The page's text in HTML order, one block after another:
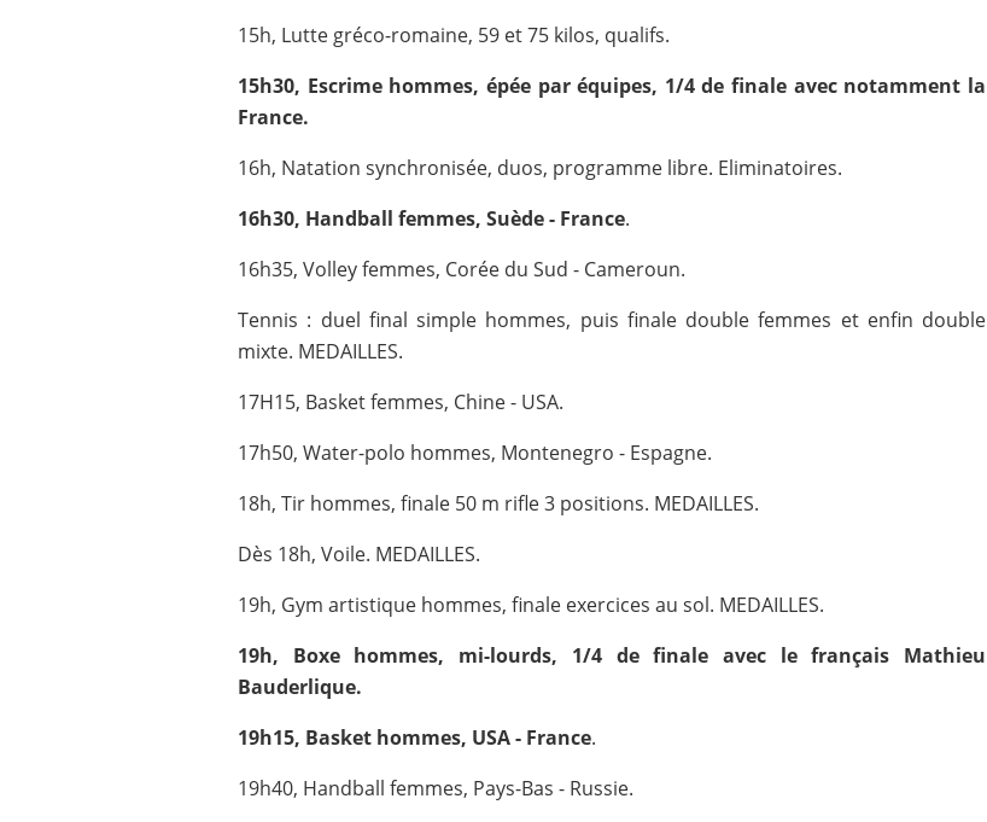
15h, Lutte gréco-romaine, 59 et 75 kilos, qualifs.
15h30, Escrime hommes, épée par équipes, 1/4 de finale avec notamment la
France.
16h, Natation synchronisée, duos, programme libre. Eliminatoires.
16h30, Handball femmes, Suède - France.
16h35, Volley femmes, Corée du Sud - Cameroun.
Tennis : duel final simple hommes, puis finale double femmes et enfin double
mixte. MEDAILLES.
17H15, Basket femmes, Chine - USA.
17h50, Water-polo hommes, Montenegro - Espagne.
18h, Tir hommes, finale 50 m rifle 3 positions. MEDAILLES.
Dès 18h, Voile. MEDAILLES.
19h, Gym artistique hommes, finale exercices au sol. MEDAILLES.
19h, Boxe hommes, mi-lourds, 1/4 de finale avec le français Mathieu
Bauderlique.
19h15, Basket hommes, USA - France.
19h40, Handball femmes, Pays-Bas - Russie.